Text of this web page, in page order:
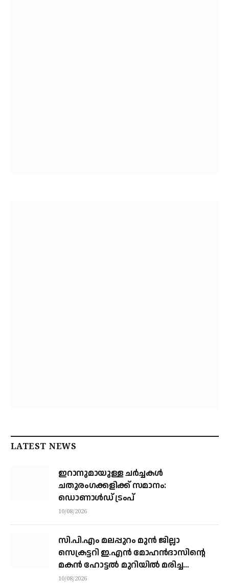
LATEST NEWS
ഇറാനുമായുള്ള ചർച്ചകൾ
ചതുരംഗക്കളിക്ക് സമാനം:
ഡൊണാൾഡ് ട്രംപ്
10/08/2026
സി.പി.എം മലപ്പുറം മുൻ ജില്ലാ
സെക്രട്ടറി ഇ.എൻ മോഹൻദാസിന്റെ
മകൻ ഹോട്ടൽ മുറിയിൽ മരിച്ച
നിലയിൽ
10/08/2026